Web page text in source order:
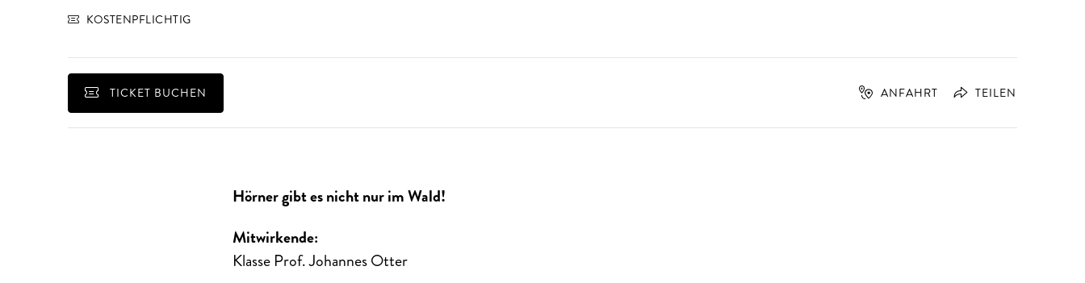
KOSTENPFLICHTIG
TICKET BUCHEN ANFAHRT TEILEN
Hörner gibt es nicht nur im Wald!
Mitwirkende:
Klasse Prof. Johannes Otter